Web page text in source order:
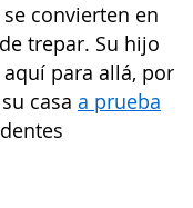
convierten en
trepar. Su hijo
para allá, por
casa a prueba